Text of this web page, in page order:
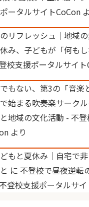
ータルサイトCoCon
リフレッシュ｜地域
み、子どもが「何も
校支援ポータルサイ
もない、第3の「音楽
始まる吹奏楽サーク
地域の文化活動 - 不
より
もと夏休み｜自宅で
に 不登校で昼夜逆転
登校支援ポータルサ